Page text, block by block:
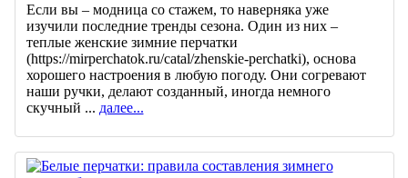
Если вы – модница со стажем, то наверняка уже
изучили последние тренды сезона. Один из них –
теплые женские зимние перчатки
(https://mirperchatok.ru/catal/zhenskie-perchatki), основа
хорошего настроения в любую погоду. Они согревают
наши ручки, делают созданный, иногда немного
скучный ... далее...